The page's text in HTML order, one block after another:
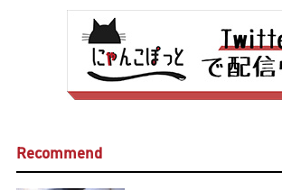
Recommend